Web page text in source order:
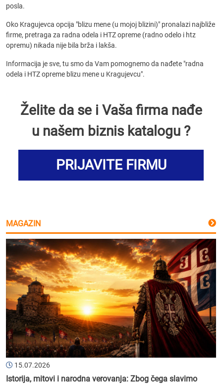
posla.
Oko Kragujevca opcija "blizu mene (u mojoj blizini)" pronalazi najbliže
firme, pretraga za radna odela i HTZ opreme (radno odelo i htz
opremu) nikada nije bila brža i lakša.
Informacija je sve, tu smo da Vam pomognemo da nađete "radna
odela i HTZ opreme blizu mene u Kragujevcu".
Želite da se i Vaša firma nađe
u našem biznis katalogu ?
PRIJAVITE FIRMU
MAGAZIN
15.07.2026
Istorija, mitovi i narodna verovanja: Zbog čega slavimo